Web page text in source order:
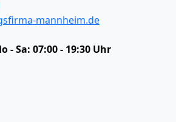
mannheim.de
- Sa: 07:00 - 19:30 Uhr